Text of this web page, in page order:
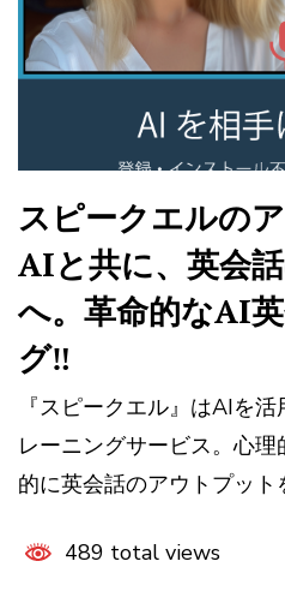
スピークエルの
AIと共に、英会
へ。革命的なAI
グ‼
『スピークエル』はAIを
レーニングサービス。心
的に英会話のアウトプット
489 total views